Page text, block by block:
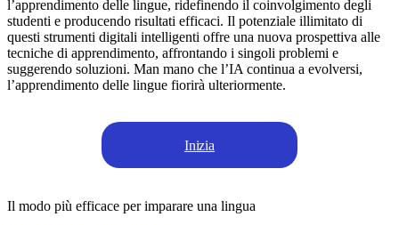
l’apprendimento delle lingue, ridefinendo il coinvolgimento degli
studenti e producendo risultati efficaci. Il potenziale illimitato di
questi strumenti digitali intelligenti offre una nuova prospettiva alle
tecniche di apprendimento, affrontando i singoli problemi e
suggerendo soluzioni. Man mano che l’IA continua a evolversi,
l’apprendimento delle lingue fiorirà ulteriormente.
Inizia
Il modo più efficace per imparare una lingua